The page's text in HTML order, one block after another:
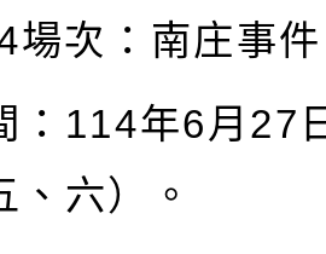
場次：南庄事
： 114年6月 27
、六）。